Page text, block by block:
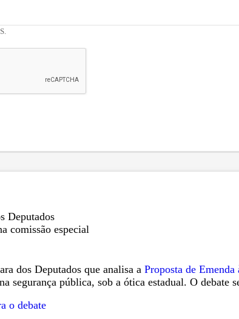
Deputados
comissão especial
dos Deputados que analisa a Proposta de
segurança pública, sob a ótica estadual. O debate
o debate